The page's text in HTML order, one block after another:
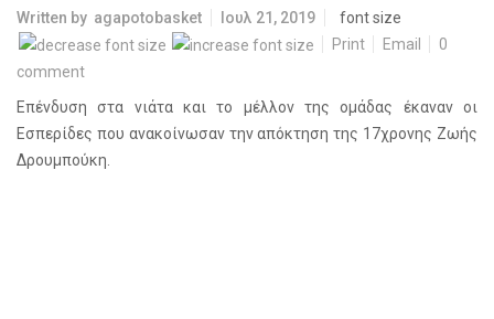
Written by agapotobasket Ιουλ 21, 2019
font size
Print
Email
0
comment
Επένδυση στα νιάτα και το μέλλον της ομάδας έκαναν οι
Εσπερίδες που ανακοίνωσαν την απόκτηση της 17χρονης Ζωής
Δρουμπούκη.